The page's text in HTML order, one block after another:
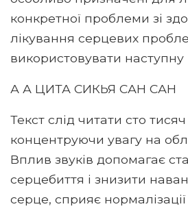
конкретної проблеми зі
лікування серцевих
використовувати наступну
А А ЦИТА СИКЬЯ САН САН
Текст слід читати сто тисяч
концентруючи увагу на
Вплив звуків допомагає
серцебиття і знизити
серце, сприяє нормалізації